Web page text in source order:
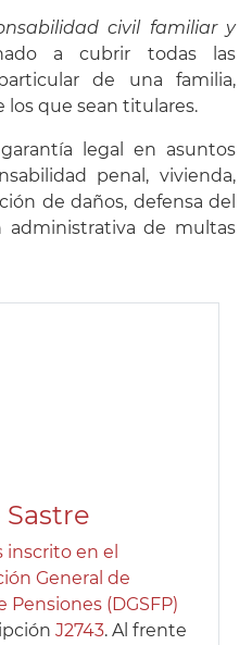
civil familiar y
a cubrir todas las
de una familia,
los que sean titulares.
legal en asuntos
penal, vivienda,
de daños, defensa del
de multas
en el
General de
Pensiones (DGSFP)
J2743. Al frente